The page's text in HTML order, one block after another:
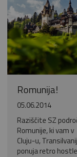
Romunija!
05.06.2014
Raziščite SZ
Romunije, ki vam v
Cluju-u,
ponuja retro